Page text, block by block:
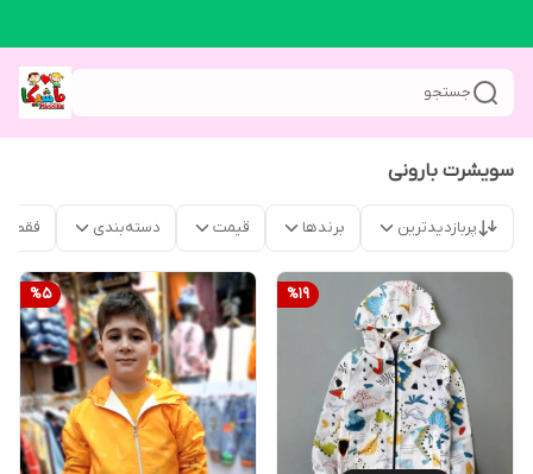
جستجو
سویشرت بارونی
پربازدیدترین برندها قیمت دسته‌بندی فقط
%19
%5